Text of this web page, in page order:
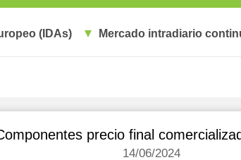
(IDAs) Mercado intradiario
precio final
14/06/2024